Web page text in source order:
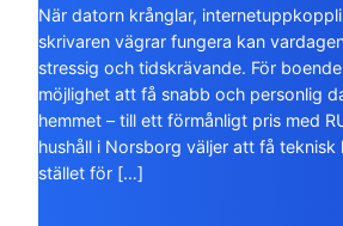
När datorn krånglar,
skrivaren vägrar fungera kan
stressig och tidskrävande. För
möjlighet att få snabb och personlig
hemmet – till ett förmånligt pris med
hushåll i Norsborg väljer att få teknisk
stället för […]